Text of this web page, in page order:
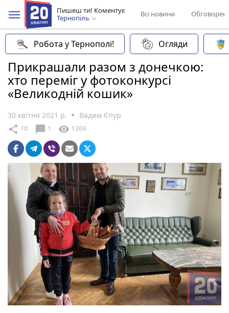
Пишеш ти! Коментує
Тернопіль
Всі новини
Робота у Тернополі! Огляди
Прикрашали разом з донечкою:
хто переміг у фотоконкурсі
«Великодній кошик»
30 квітня 2021 р. Вадим Єпур
share 10 chat_bubble 1 visibility 1269